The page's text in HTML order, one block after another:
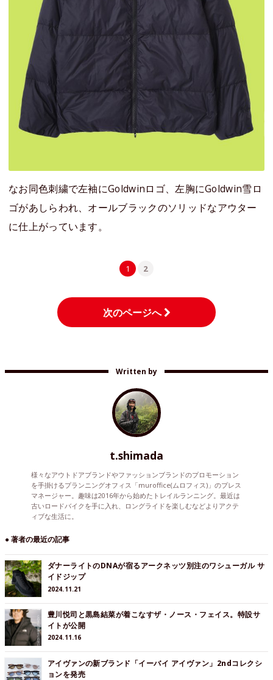
なお同色刺繍で左袖にGoldwinロゴ、左胸にGoldwin雪ロ
ゴがあしらわれ、オールブラックのソリッドなアウター
に仕上がっています。
1 2
次のページへ
Written by
t.shimada
様々なアウトドアブランドやファッションブランドのプロモーション
を手掛けるプランニングオフィス「muroffice(ムロフィス)」のプレス
マネージャー。趣味は2016年から始めたトレイルランニング。最近は
古いロードバイクを手に入れ、ロングライドを楽しむなどよりアクテ
ィブな生活に。
● 著者の最近の記事
ダナーライトのDNAが宿るアークネッツ別注のワシューガル サ
イドジップ
2024.11.21
豊川悦司と黒島結菜が着こなすザ・ノース・フェイス。特設サ
イトが公開
2024.11.16
アイヴァンの新ブランド「イーバイ アイヴァン」2ndコレクシ
ョンを発売